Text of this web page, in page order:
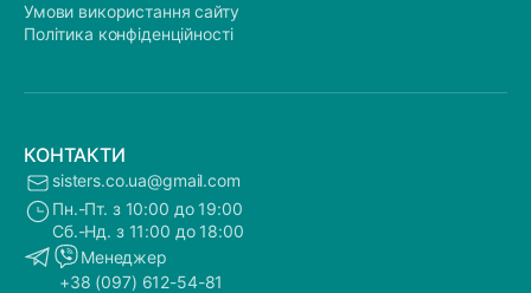
Умови використання сайту
Політика конфіденційності
КОНТАКТИ
sisters.co.ua@gmail.com
Пн.-Пт. з 10:00 до 19:00
Сб.-Нд. з 11:00 до 18:00
Менеджер
+38 (097) 612-54-81